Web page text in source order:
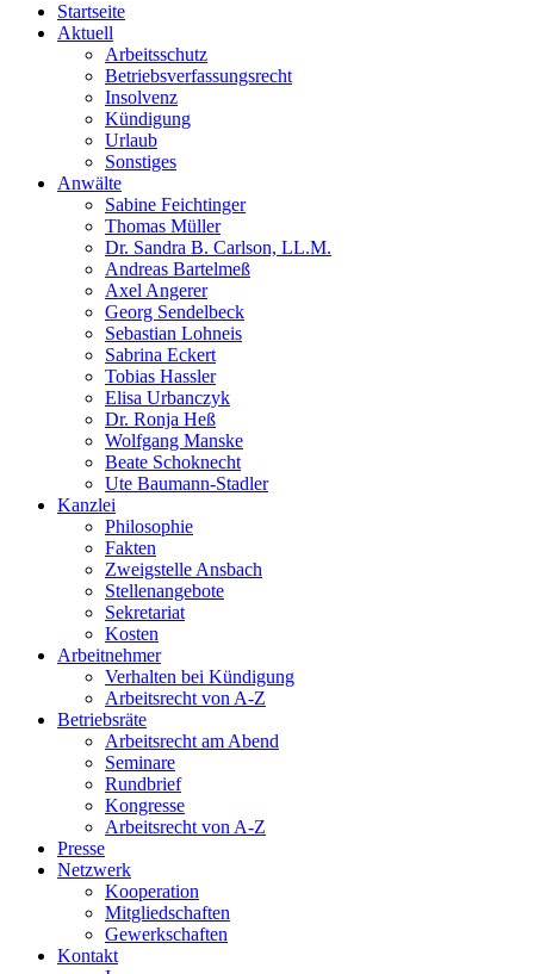
Startseite
Aktuell
Arbeitsschutz
Betriebsverfassungsrecht
Insolvenz
Kündigung
Urlaub
Sonstiges
Anwälte
Sabine Feichtinger
Thomas Müller
Dr. Sandra B. Carlson, LL.M.
Andreas Bartelmeß
Axel Angerer
Georg Sendelbeck
Sebastian Lohneis
Sabrina Eckert
Tobias Hassler
Elisa Urbanczyk
Dr. Ronja Heß
Wolfgang Manske
Beate Schoknecht
Ute Baumann-Stadler
Kanzlei
Philosophie
Fakten
Zweigstelle Ansbach
Stellenangebote
Sekretariat
Kosten
Arbeitnehmer
Verhalten bei Kündigung
Arbeitsrecht von A-Z
Betriebsräte
Arbeitsrecht am Abend
Seminare
Rundbrief
Kongresse
Arbeitsrecht von A-Z
Presse
Netzwerk
Kooperation
Mitgliedschaften
Gewerkschaften
Kontakt